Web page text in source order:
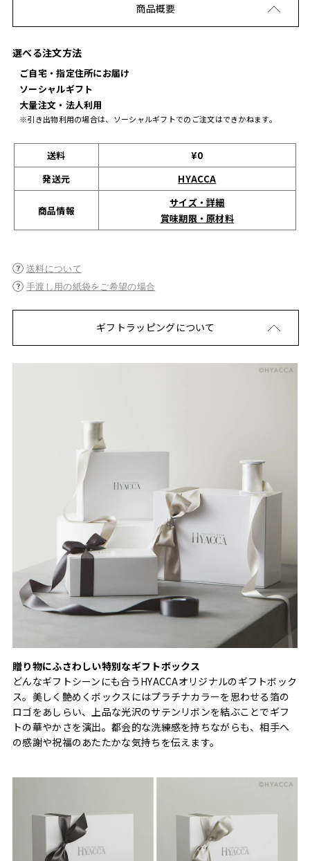
商品概要
選べる注文方法
ご自宅・指定住所にお届け
ソーシャルギフト
大量注文・法人利用
※引き出物利用の場合は、ソーシャルギフトでのご注文はできかねます。
送料
¥0
発送元
HYACCA
商品情報
サイズ・詳細
賞味期限・原材料
送料について
手渡し用の紙袋をご希望の場合
ギフトラッピングについて
贈り物にふさわしい特別なギフトボックス
どんなギフトシーンにも合うHYACCAオリジナルのギフトボック
ス。美しく艶めくボックスにはプラチナカラーを思わせる箔の
ロゴをあしらい、上品な光沢のサテンリボンを結ぶことでギフ
トの華やかさを演出。都会的な洗練感を持ちながらも、相手へ
の感謝や祝福のあたたかな気持ちを伝えます。